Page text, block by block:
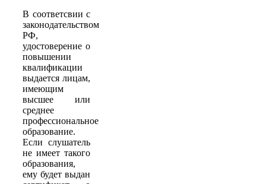
В соответсвии с
законодательством
РФ,
удостоверение о
повышении
квалификации
выдается лицам,
имеющим
высшее или
среднее
профессиональное
образование.
Если слушатель
не имеет такого
образования,
ему будет выдан